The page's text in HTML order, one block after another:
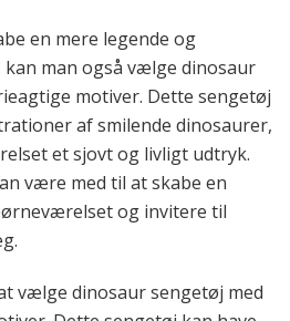
en mere legende og
man også vælge dinosaur
motiver. Dette sengetøj
af smilende dinosaurer,
et sjovt og livligt udtryk.
være med til at skabe en
og invitere til
vælge dinosaur sengetøj med